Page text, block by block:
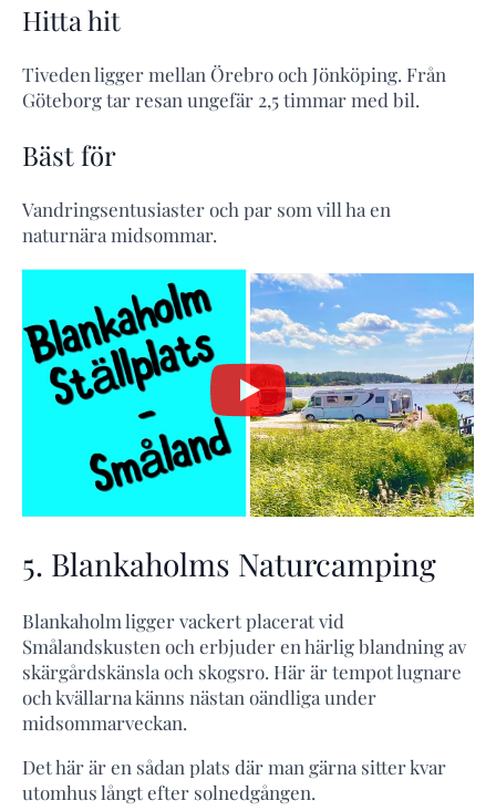
Hitta hit
Tiveden ligger mellan Örebro och Jönköping. Från
Göteborg tar resan ungefär 2,5 timmar med bil.
Bäst för
Vandringsentusiaster och par som vill ha en
naturnära midsommar.
5. Blankaholms Naturcamping
Blankaholm ligger vackert placerat vid
Smålandskusten och erbjuder en härlig blandning av
skärgårdskänsla och skogsro. Här är tempot lugnare
och kvällarna känns nästan oändliga under
midsommarveckan.
Det här är en sådan plats där man gärna sitter kvar
utomhus långt efter solnedgången.